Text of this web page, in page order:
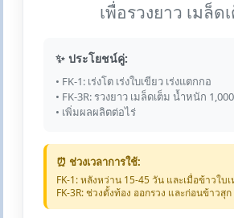
เพื่อรวงยาว เมล็ด
✨ ประโยชน์คู่:
• FK-1: เร่งโต เร่งใบเขียว เร่งแตกกอ
• FK-3R: รวงยาว เมล็ดเต็ม น้ำหนัก
• เพิ่มผลผลิตต่อไร่
⏰ ช่วงเวลาการใช้:
FK-1: หลังหว่าน 15-45 วัน และเมื่อข้าวใบเ
FK-3R: ช่วงตั้งท้อง ออกรวง และก่อนข้าวสุ